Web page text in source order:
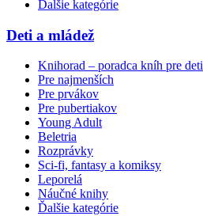
Ďalšie kategórie
Deti a mládež
Knihorad – poradca kníh pre deti
Pre najmenších
Pre prvákov
Pre pubertiakov
Young Adult
Beletria
Rozprávky
Sci-fi, fantasy a komiksy
Leporelá
Náučné knihy
Ďalšie kategórie